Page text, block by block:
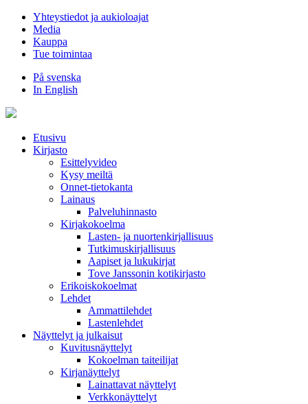
Hyppää
sisältöön
Yhteystiedot ja aukioloajat
Media
Kauppa
Tue toimintaa
På svenska
In English
Etusivu
Kirjasto
Esittelyvideo
Kysy meiltä
Onnet-tietokanta
Lainaus
Palveluhinnasto
Kirjakokoelma
Lasten- ja nuortenkirjallisuus
Tutkimuskirjallisuus
Aapiset ja lukukirjat
Tove Janssonin kotikirjasto
Erikoiskokoelmat
Lehdet
Ammattilehdet
Lastenlehdet
Näyttelyt ja julkaisut
Kuvitusnäyttelyt
Kokoelman taiteilijat
Kirjanäyttelyt
Lainattavat näyttelyt
Verkkonäyttelyt